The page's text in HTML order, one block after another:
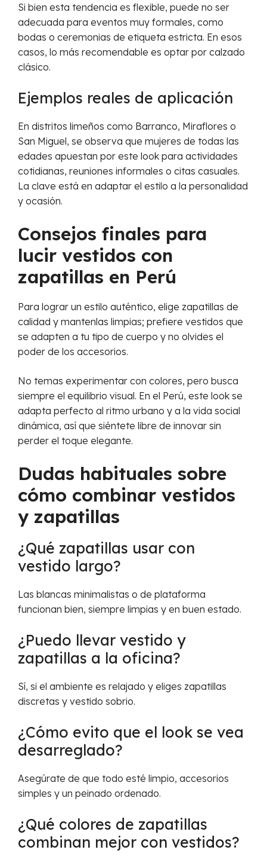
Si bien esta tendencia es flexible, puede no ser
adecuada para eventos muy formales, como
bodas o ceremonias de etiqueta estricta. En esos
casos, lo más recomendable es optar por calzado
clásico.
Ejemplos reales de aplicación
En distritos limeños como Barranco, Miraflores o
San Miguel, se observa que mujeres de todas las
edades apuestan por este look para actividades
cotidianas, reuniones informales o citas casuales.
La clave está en adaptar el estilo a la personalidad
y ocasión.
Consejos finales para
lucir vestidos con
zapatillas en Perú
Para lograr un estilo auténtico, elige zapatillas de
calidad y mantenlas limpias; prefiere vestidos que
se adapten a tu tipo de cuerpo y no olvides el
poder de los accesorios.
No temas experimentar con colores, pero busca
siempre el equilibrio visual. En el Perú, este look se
adapta perfecto al ritmo urbano y a la vida social
dinámica, así que siéntete libre de innovar sin
perder el toque elegante.
Dudas habituales sobre
cómo combinar vestidos
y zapatillas
¿Qué zapatillas usar con
vestido largo?
Las blancas minimalistas o de plataforma
funcionan bien, siempre limpias y en buen estado.
¿Puedo llevar vestido y
zapatillas a la oficina?
Sí, si el ambiente es relajado y eliges zapatillas
discretas y vestido sobrio.
¿Cómo evito que el look se vea
desarreglado?
Asegúrate de que todo esté limpio, accesorios
simples y un peinado ordenado.
¿Qué colores de zapatillas
combinan mejor con vestidos?